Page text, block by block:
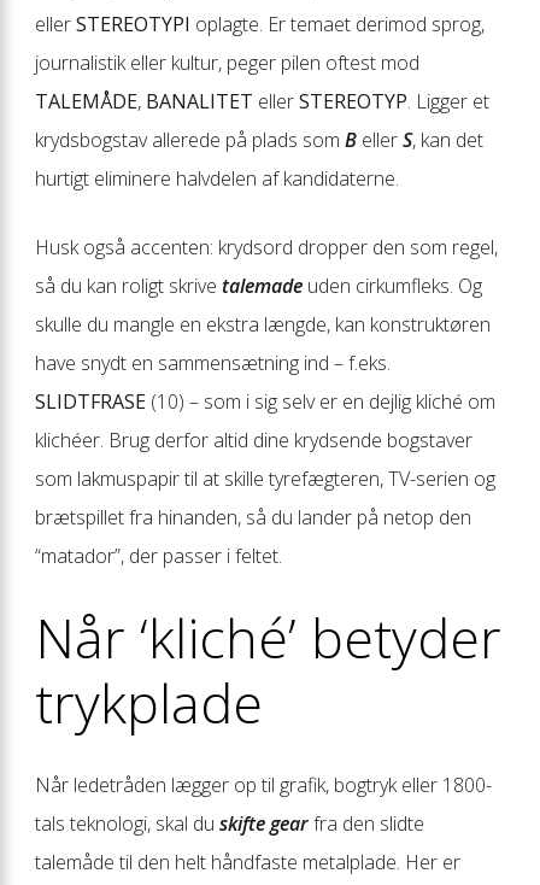
ellerSTEREOTYPI oplagte. Er temaet derimod sprog,
journalistik eller kultur, peger pilen oftest mod
TALEMÅDE, BANALITET ellerSTEREOTYP. Ligger et
krydsbogstav allerede på plads som B ellerS, kan det
hurtigt eliminere halvdelen af kandidaterne.
Husk også accenten: krydsord dropper den som regel,
så du kan roligt skrive talemade uden cirkumfleks. Og
skulle du mangle en ekstra længde, kan konstruktøren
have snydt en sammensætning ind – f.eks.
SLIDTFRASE (10) – som i sig selv er en dejlig kliché om
klichéer. Brug derfor altid dine krydsende bogstaver
som lakmuspapir til at skille tyrefægteren, TV-serien og
brætspillet fra hinanden, så du lander på netop den
“matador”, der passer i feltet.
Når ‘kliché’ betyder
trykplade
Når ledetråden lægger op til grafik, bogtryk eller 1800-
tals teknologi, skal du skifte gearfra den slidte
talemåde til den helt håndfaste metalplade. Her er